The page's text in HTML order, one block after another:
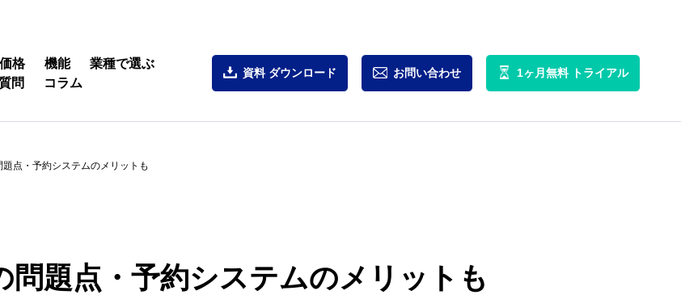
価格 機能
業種で選ぶ
問 コラム
資料ダウンロード お問い合わせ 1ヶ月無料トライアル
点・予約システムのメリットも
問題点・予約システムのメリットも